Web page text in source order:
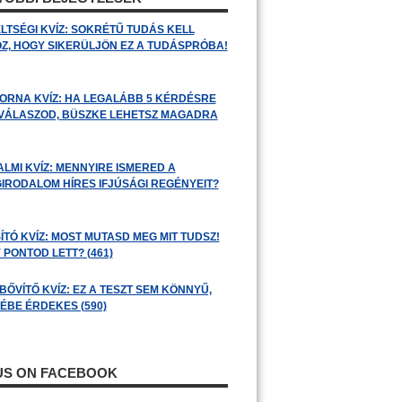
KVÍZ: SOKRÉTŰ TUDÁS KELL
HOGY SIKERÜLJÖN EZ A TUDÁSPRÓBA!
KVÍZ: HA LEGALÁBB 5 KÉRDÉSRE
BÜSZKE LEHETSZ MAGADRA
KVÍZ: MENNYIRE ISMERED A
HÍRES IFJÚSÁGI REGÉNYEIT?
KVÍZ: MOST MUTASD MEG MIT TUDSZ!
LETT? (461)
KVÍZ: EZ A TESZT SEM KÖNNYŰ,
ÉRDEKES (590)
ON FACEBOOK